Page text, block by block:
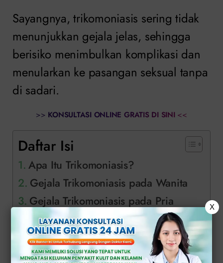
Sayangnya, trikomoniasis sering tidak
menunjukkan gejala jelas, sehingga
berisiko menimbulkan komplikasi dan
menularkan ke pasangan seksual tanpa
di sadari.
>> KONSULTASI ONLINE GRATIS DI SINI <<
Daftar Isi
Apa Itu Trikomoniasis?
Gejala Trikomoniasis pada Wanita
Gejala Trikomoniasis pada Pria
Risiko Jika Tidak Ditangani
Pentingnya Pemeriksaan dan
Pengobatan Dini
X